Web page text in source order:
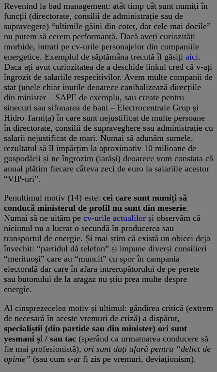
Revenind la bad management: atât timp cât sunt numiți în
funcții (directorate, consilii de administrație sau de
supravegere) “ultimile găini din coteț, dar cele mai docile”
nu putem să cerem performanță. Dacă aveți curiozități
morbide, intrati pe cv-urile personajelor din companiile
energetice. Exemplul de săptămâna trecută îl găsiți aici.
Daca ați avut curiozitatea de a deschide linkul cred că v-ați
îngrozit de salariile respecitivilor. Avem multe companii de
stat (unele chiar inutile deoarece canibalizează direcțiile
din minister – SAPE de exemplu, sau create pentru
sinecuri sau sifonarea de bani – Electrocentrale Grup și
Hidro Tarnița) în care sunt nejustificat de multe persoane
în directorate, consilii de supraveghere sau administrație cu
salarii nejustificat de mari. Numai să adunăm sumele,
rezultatul să îl impărțim la aproximativ 10 milioane de
gospodării și ne îngrozim (iarăși) deoarece vom constata că
anual plătim fiecare câteva zeci de euro la salariile acestor
“VIP-uri”.
Penultimul motiv (14) este: cei care sunt numiți să
conducă ministerul de profil nu sunt din meserie.
Numai să ne uităm pe cv-urile actualilor și observăm că
niciunul nu a lucrat o secundă în producerea sau
transportul de energie. Și mai știm că există un obicei deja
învechit: “partidul dă telefon” și impune diverși consilieri
“merituoși” care au “muncit” cu spor în campania
electorală dar care în afara intrerupătorului de pe perete
sau butonului de la aragaz nu știu prea multe despre
energie.
Al cinsprezecelea motiv și ultimul: gândirea critică (extrem
de necesară în aceste vremuri de criză) a dispărut,
specialiștii (din partide sau din minister) ori sunt
yesmani și / sau tac (sperând ca urmatoarea conducere să
fie mai profesionistă), ori sunt dați afară pentru “delict de
opinie” (sau cum s-ar fi zis pe vremuri, deviaționism).